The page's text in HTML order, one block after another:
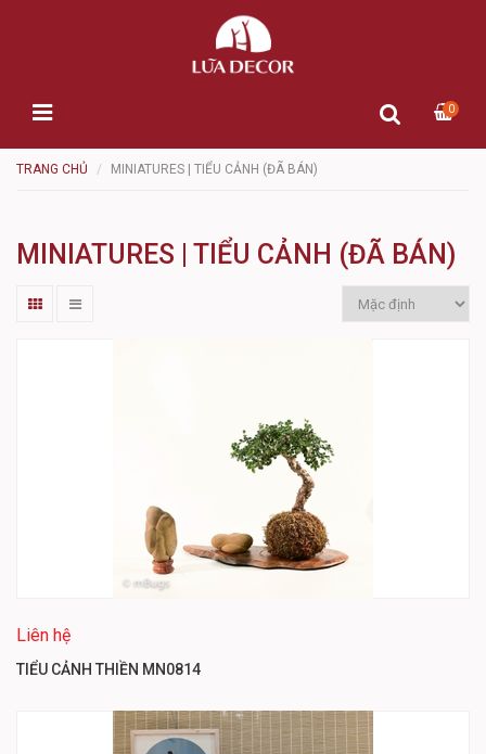
0
TRANG CHỦ MINIATURES | TIỂU CẢNH (ĐÃ BÁN)
MINIATURES | TIỂU CẢNH (ĐÃ BÁN)
Liên hệ
TIỂU CẢNH THIỀN MN0814